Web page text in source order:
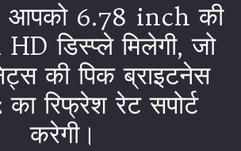
आपको 6.78 inch की
डिस्प्ले मिलेगी, जो
की पिक ब्राइटनेस
रिफ्रेश रेट सपोर्ट
करेगी।